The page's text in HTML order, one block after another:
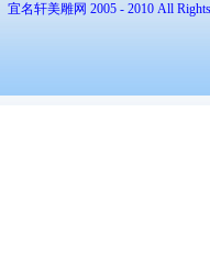
宜名轩美雕网 2005 - 2010 All